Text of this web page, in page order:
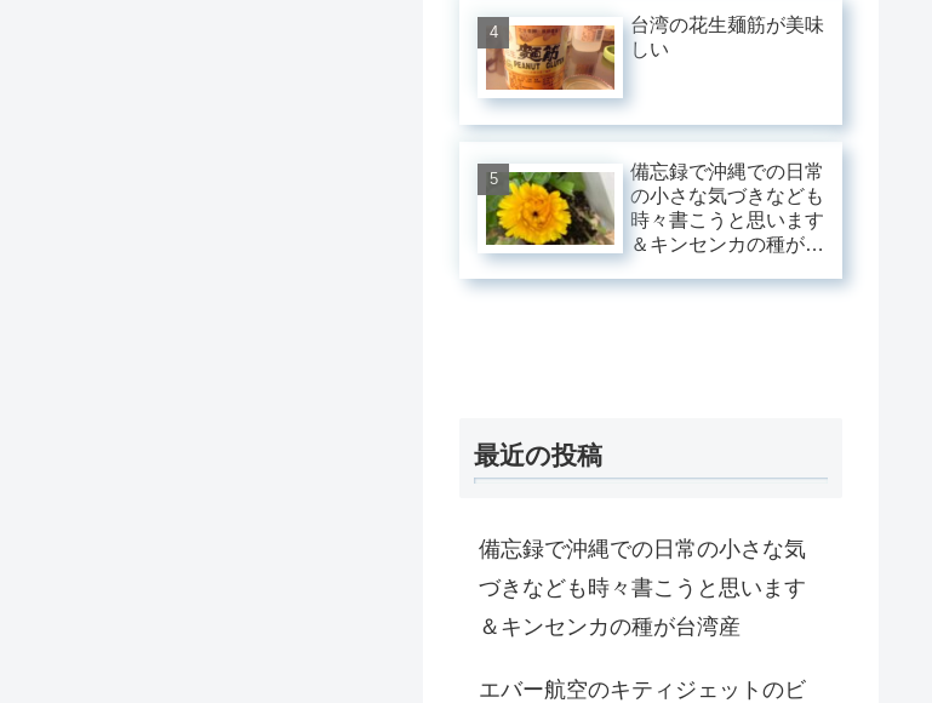
台湾の花生麺筋が美味
しい
備忘録で沖縄での日常
の小さな気づきなども
時々書こうと思います
＆キンセンカの種が台
最近の投稿
備忘録で沖縄での日常の小さな気
づきなども時々書こうと思います
＆キンセンカの種が台湾産
エバー航空のキティジェットのビ